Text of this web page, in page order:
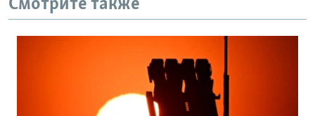
Смотрите также